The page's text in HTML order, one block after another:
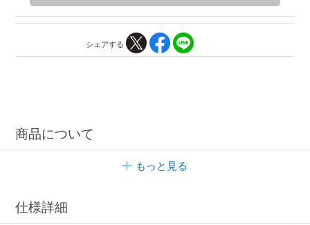
シェアする
商品について
もっと見る
仕様詳細